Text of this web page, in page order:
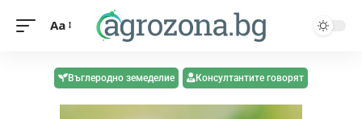
Aa
Въглеродно земеделие Консултантите говорят